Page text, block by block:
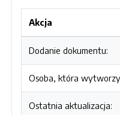
Akcja
Dodanie dokumentu:
Osoba, która
Ostatnia aktualizacja: